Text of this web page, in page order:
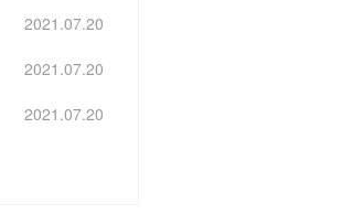
2021.07.20
2021.07.20
2021.07.20